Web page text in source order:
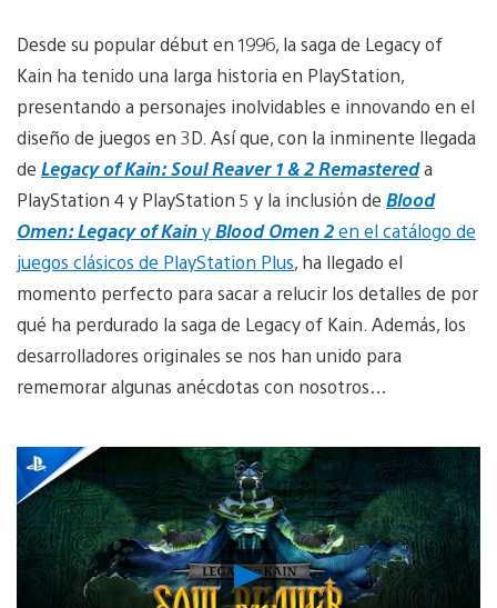
Desde su popular début en 1996, la saga de Legacy of
Kain ha tenido una larga historia en PlayStation,
presentando a personajes inolvidables e innovando en el
diseño de juegos en 3D. Así que, con la inminente llegada
de Legacy of Kain: Soul Reaver 1 & 2 Remastereda
PlayStation 4 y PlayStation 5 y la inclusión de Blood
Omen: Legacy of KainyBlood Omen 2en el catálogo de
juegos clásicos de PlayStation Plus, ha llegado el
momento perfecto para sacar a relucir los detalles de por
qué ha perdurado la saga de Legacy of Kain. Además, los
desarrolladores originales se nos han unido para
rememorar algunas anécdotas con nosotros…
Reproducir
vídeo